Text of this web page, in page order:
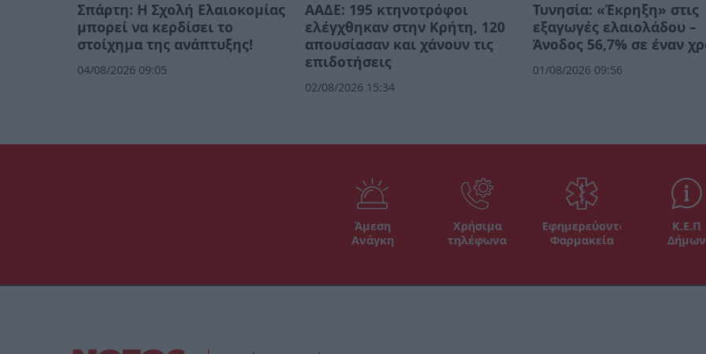
Σπάρτη: Η Σχολή Ελαιοκομίας
μπορεί να κερδίσει το
στοίχημα της ανάπτυξης!
04/08/2026 09:05
ΑΑΔΕ: 195 κτηνοτρόφοι
ελέγχθηκαν στην Κρήτη, 120
απουσίασαν και χάνουν τις
επιδοτήσεις
02/08/2026 15:34
Τυνησία: «Έκρηξη» στις
εξαγωγές ελαιολάδου –
Άνοδος 56,7% σε έναν
01/08/2026 09:56
Άμεση
Ανάγκη
Χρήσιμα
τηλέφωνα
Εφημερεύοντα
Φαρμακεία
Κ.Ε.Π
Δήμων